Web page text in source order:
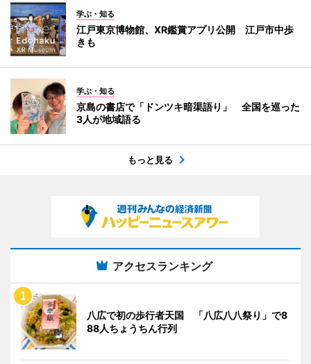
学ぶ・知る
江戸東京博物館、XR鑑賞アプリ公開 江戸市中歩
きも
学ぶ・知る
京島の書店で「ドンツキ暗渠語り」 全国を巡った
3人が地域語る
もっと見る
アクセスランキング
八広で初の歩行者天国 「八広八八祭り」で8
88人ちょうちん行列